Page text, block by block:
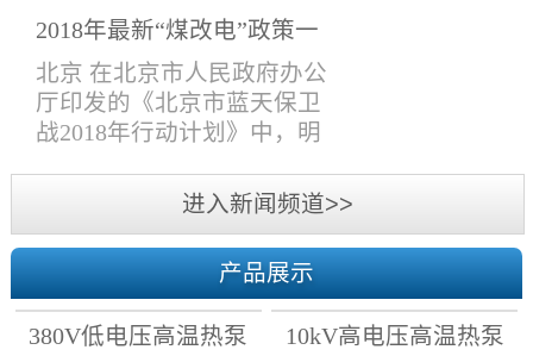
论。各部门人员分别对2018
年上半年工作做了系统的总
结和分...
将于近期印发。6月13日，李
上表示，蓝天保卫战是污染
防治攻坚战的重中之重，各
级政府要严格环境执法，确
保治污各项工作落实到位。
打好蓝天保卫战...
目标已完成，但空气质量形
势依然严峻，必须以最坚定
的决心、最严格的制度、最
有力的措施，进一步深入推
赢2018年蓝天保卫战。文件
提出：2018年10月底前，完
成清洁取暖改造任务。2018
年10月1日前，所有在用燃煤
锅炉排放大气污染物达到特
别排放限值标准。2018年10
2018年最新“煤改电”政策一
览
北京 在北京市人民政府办公
厅印发的《北京市蓝天保卫
战2018年行动计划》中，明
间。 天津 结合2018年采暖季
天然气供需形势，天津市发
展改革委会同市建委、市农
委、市环保局等部门制定了
我市2018至2019年居民冬季
清洁取暖工作计划：坚持“优
进入新闻频道>>
产品展示
380V低电压高温热泵
10kV高电压高温热泵